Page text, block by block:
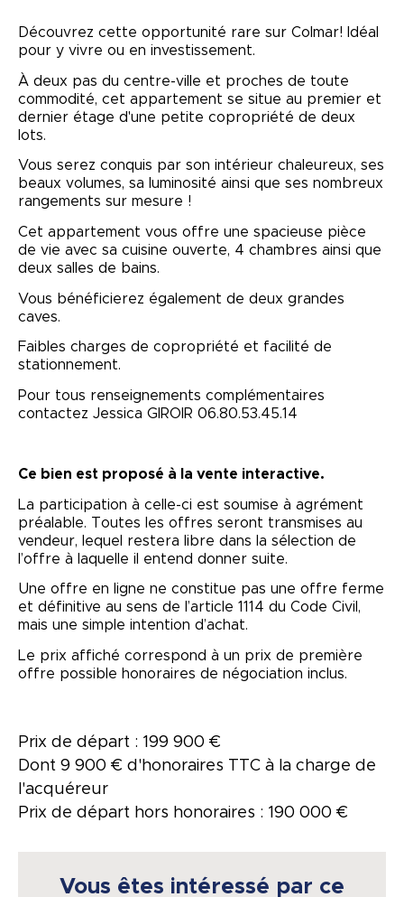
Découvrez cette opportunité rare sur Colmar! Idéal
pour y vivre ou en investissement.
À deux pas du centre-ville et proches de toute
commodité, cet appartement se situe au premier et
dernier étage d'une petite copropriété de deux
lots.
Vous serez conquis par son intérieur chaleureux, ses
beaux volumes, sa luminosité ainsi que ses nombreux
rangements sur mesure !
Cet appartement vous offre une spacieuse pièce
de vie avec sa cuisine ouverte, 4 chambres ainsi que
deux salles de bains.
Vous bénéficierez également de deux grandes
caves.
Faibles charges de copropriété et facilité de
stationnement.
Pour tous renseignements complémentaires
contactez Jessica GIROIR 06.80.53.45.14
Ce bien est proposé à la vente interactive.
La participation à celle-ci est soumise à agrément
préalable. Toutes les offres seront transmises au
vendeur, lequel restera libre dans la sélection de
l’offre à laquelle il entend donner suite.
Une offre en ligne ne constitue pas une offre ferme
et définitive au sens de l’article 1114 du Code Civil,
mais une simple intention d’achat.
Le prix affiché correspond à un prix de première
offre possible honoraires de négociation inclus.
Prix de départ : 199 900 €
Dont 9 900 € d'honoraires TTC à la charge de
l'acquéreur
Prix de départ hors honoraires : 190 000 €
Vous êtes intéressé par ce